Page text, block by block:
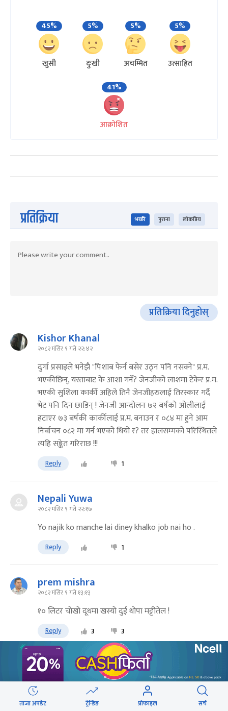
45%
खुसी
5%
दुःखी
5%
अचम्मित
5%
उत्साहित
41%
आक्रोशित
प्रतिक्रिया भर्खरै पुराना लोकप्रिय
प्रतिक्रिया दिनुहोस्
Kishor Khanal
२०८२ मंसिर ९ गते २२:४२
दुर्गा प्रसाइले भनेझै "पिशाब फेर्न बसेर उठ्न पनि नसक्ने" प्र.म.
भएकीछिन्, यस्ताबाट के आशा गर्ने? जेनजीको लाशमा टेकेर प्र.म.
भएकी सुशिला कार्की अहिले तिनै जेनजीहरुलाई तिरस्कार गर्दै
भेट पनि दिन छाडिन् ! जेनजी आन्दोलन ७२ बर्षको ओलीलाई
हटाएर ७३ बर्षकी कार्कीलाई प्र.म. बनाउन र ०८४ मा हुने आम
निर्बाचन ०८२ मा गर्न भएको थियो र? तर हालसम्मको परिस्थितले
त्यहि सङ्केत गरिराछ !!!
Reply 1
Nepali Yuwa
२०८२ मंसिर ९ गते २२:१७
Yo najik ko manche lai diney khalko job nai ho .
Reply 1
prem mishra
२०८२ मंसिर ९ गते १३:१३
१० लिटर चोखो दूधमा खस्यो दुई थोपा मट्टीतेल !
Reply 3 3
Dani Chaddha
One more KTM command has been given to Ishwor
Karki. This PM is the FLAG BEARER of nepotism
ताजा अपडेट ट्रेन्डिङ प्रोफाइल सर्च